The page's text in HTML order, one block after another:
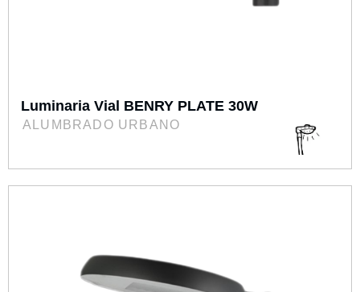
Luminaria Vial BENRY PLATE 30W
ALUMBRADO URBANO